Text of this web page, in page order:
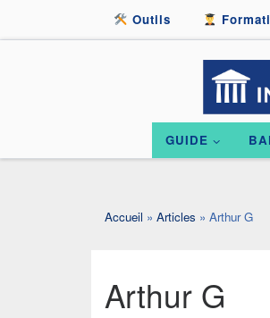
Passer au contenuOutils
GUIDE
Accueil » Articles » Arthur G
Arthur G